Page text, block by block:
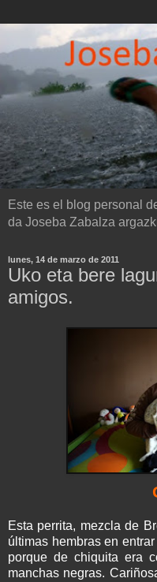
Este es el blog personal
da Joseba Zabalza
lunes, 14 de marzo de 2011
Uko eta bere
amigos.
Esta perrita, mezcla de
últimas hembras en
porque de chiquita era
manchas negras.